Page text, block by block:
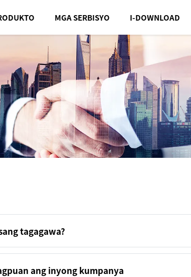
MGA SERBISYO I-DOWNLOAD
tagagawa?
ang inyong kumpanya